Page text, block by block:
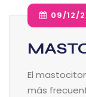
09/12/
El
más